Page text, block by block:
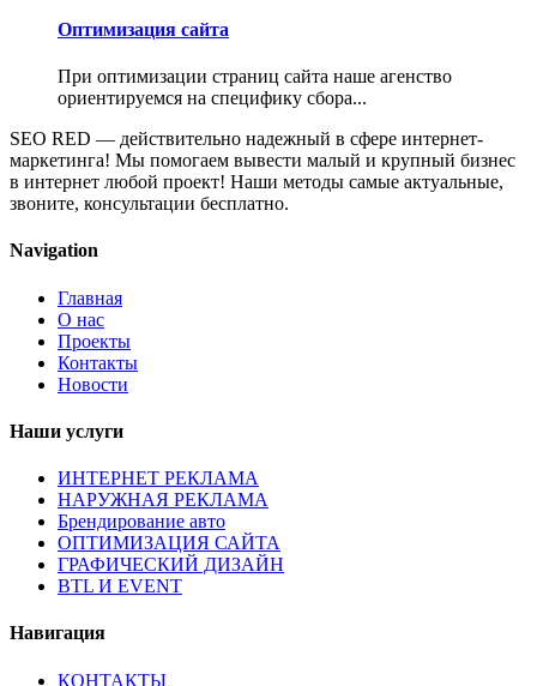
Оптимизация сайта
При оптимизации страниц сайта наше агенство
ориентируемся на специфику сбора...
SEO RED — действительно надежный в сфере интернет-
маркетинга! Мы помогаем вывести малый и крупный бизнес
в интернет любой проект! Наши методы самые актуальные,
звоните, консультации бесплатно.
Navigation
Главная
О нас
Проекты
Контакты
Новости
Наши услуги
ИНТЕРНЕТ РЕКЛАМА
НАРУЖНАЯ РЕКЛАМА
Брендирование авто
ОПТИМИЗАЦИЯ САЙТА
ГРАФИЧЕСКИЙ ДИЗАЙН
BTL И EVENT
Навигация
КОНТАКТЫ